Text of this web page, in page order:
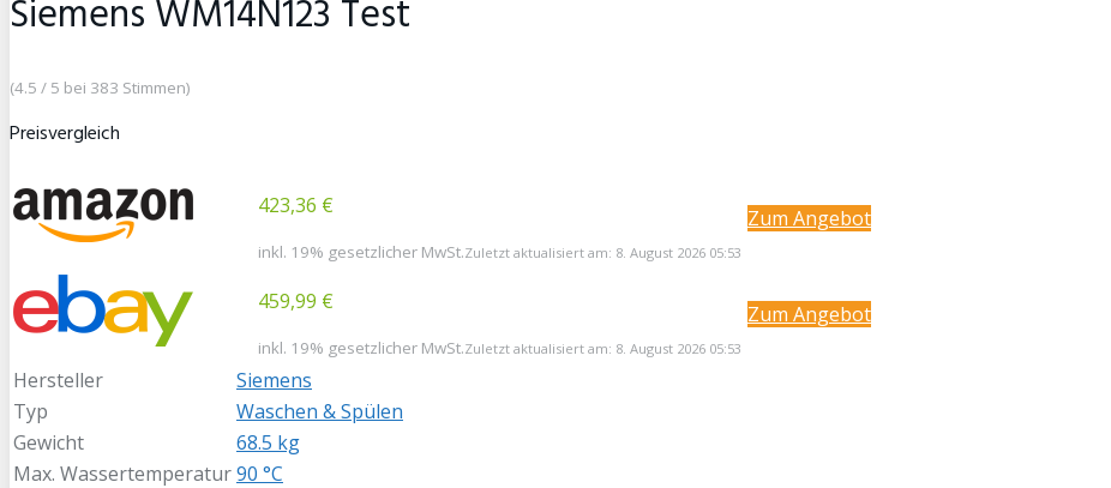
Siemens WM14N123 Test
(4.5 / 5 bei 383 Stimmen)
Preisvergleich
423,36 €
inkl. 19% gesetzlicher MwSt.Zuletzt aktualisiert am: 8. August 2026 05:53
Zum Angebot
459,99 €
inkl. 19% gesetzlicher MwSt.Zuletzt aktualisiert am: 8. August 2026 05:53
Zum Angebot
Hersteller
Siemens
Typ
Waschen & Spülen
Gewicht
68.5 kg
Max. Wassertemperatur90 °C